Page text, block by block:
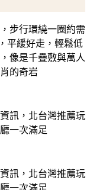
步行環繞一圈約需
平緩好走，輕鬆低
像是千疊敷與萬人
的奇岩